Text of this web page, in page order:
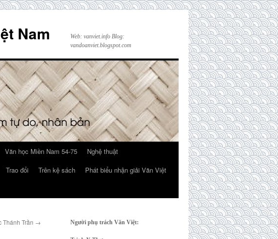
Nam
Web: vanviet.info Blog:
vandoanviet.blogspot.com
Văn học Miền Nam 54-75
Nghệ thuật
Trao đổi Trên kệ sách
Phát biểu nhận giải Văn Việt
Trần → Người phụ trách Văn Việt: